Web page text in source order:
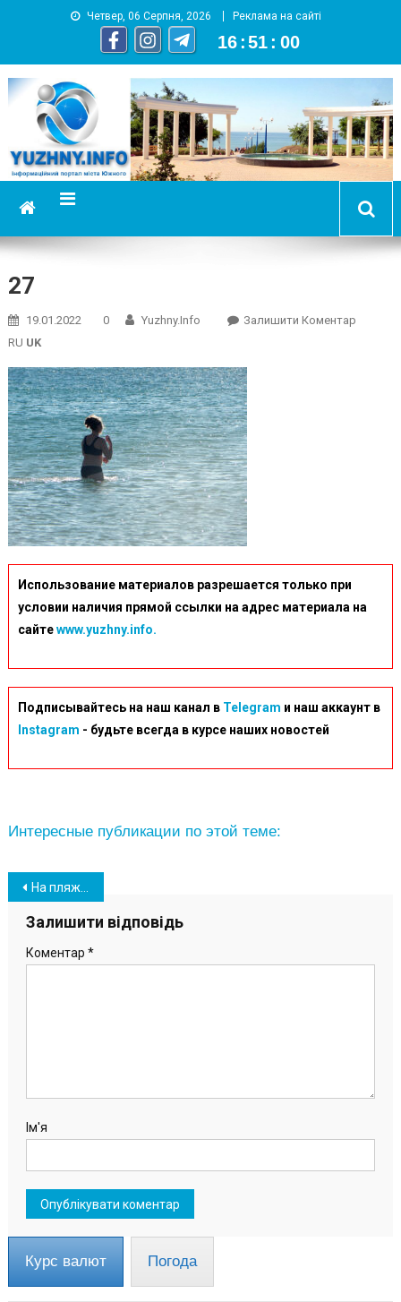
Четвер, 06 Серпня, 2026 Реклама на сайті
16 :51 : 01
YUZHNY.INFO
информационный портал города Южный
27
19.01.2022 0 Yuzhny.info Залишити КоментарOn
RU UK
Использование материалов разрешается только при
условии наличия прямой ссылки на адрес материала на
сайтеwww.yuzhny.info.
Подписывайтесь на наш канал в Telegram и наш аккаунт в
Instagram - будьте всегда в курсе наших новостей
Интересные публикации по этой теме:
Навігація
записів
На пляже в Южном прошли крещенские купания (фото, видео)
Залишити відповідь
Коментар *
Ім'я
Курс валют Погода